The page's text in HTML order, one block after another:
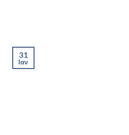
31
Ιαν